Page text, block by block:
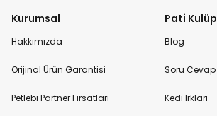
Kurumsal
Hakkımızda
Orijinal Ürün Garantisi
Petlebi Partner Fırsatları
Pati Kulüp
Blog
Soru Cevap
Kedi Irkları